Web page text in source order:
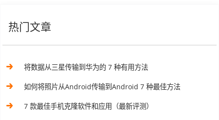
热门文章
将数据从三星传输到华为的 7 种有用方法
如何将照片从Android传输到Android 7 种最佳方法
7 款最佳手机克隆软件和应用（最新评测）